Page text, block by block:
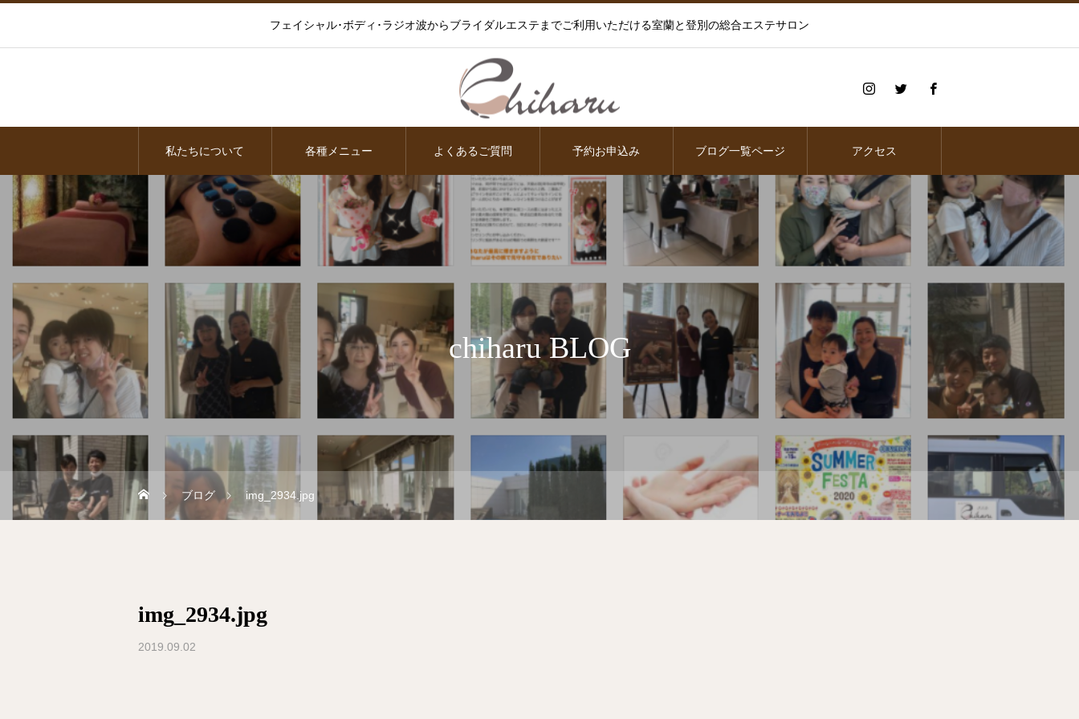
フェイシャル･ボディ･ラジオ波からブライダルエステまでご利用いただける室蘭と登別の総合エステサロン
私たちについて 各種メニュー よくあるご質問 予約お申込み ブログ一覧ページ アクセス
chiharu BLOG
ブログ img_2934.jpg
img_2934.jpg
2019.09.02